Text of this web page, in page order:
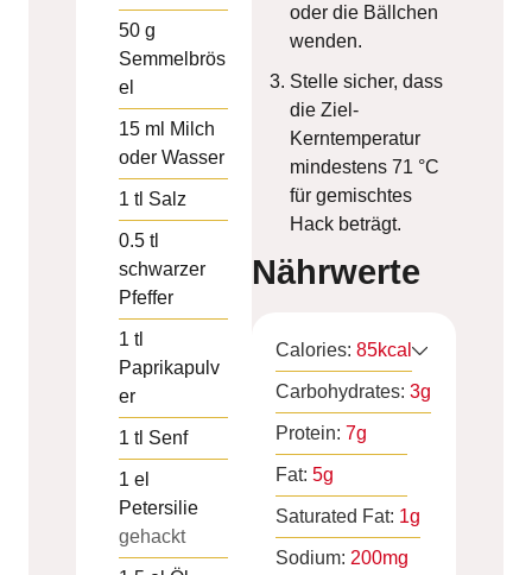
50 g
Semmelbrös
el
15 ml Milch
oder Wasser
1 tl Salz
0.5 tl
schwarzer
Pfeffer
1 tl
Paprikapulv
er
1 tl Senf
1 el
Petersilie
gehackt
oder die Bällchen
wenden.
Stelle sicher, dass
die Ziel-
Kerntemperatur
mindestens 71 °C
für gemischtes
Hack beträgt.
Nährwerte
Calories: 85kcal
Carbohydrates: 3g
Protein: 7g
Fat: 5g
Saturated Fat: 1g
Sodium: 200mg